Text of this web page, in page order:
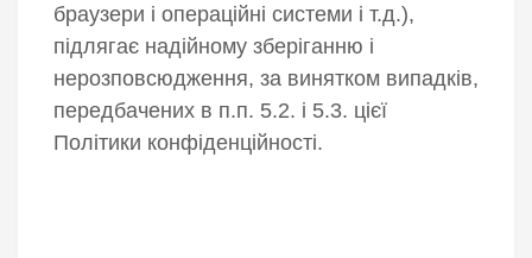
браузери і операційні системи і т.д.),
підлягає надійному зберіганню і
нерозповсюдження, за винятком випадків,
передбачених в п.п. 5.2. і 5.3. цієї
Політики конфіденційності.